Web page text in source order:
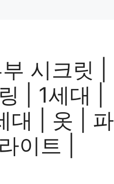
시크릿 |
| 1세대 |
대 | 옷 | 파
이트 |